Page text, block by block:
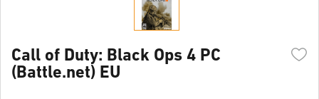
Call of Duty: Black Ops 4 PC
(Battle.net) EU